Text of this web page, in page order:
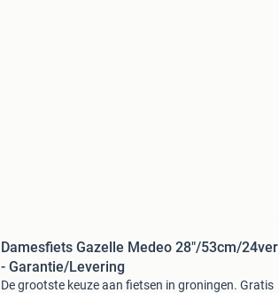
Damesfiets Gazelle Medeo 28"/53cm/24ver
- Garantie/Levering
De grootste keuze aan fietsen in groningen. Gratis